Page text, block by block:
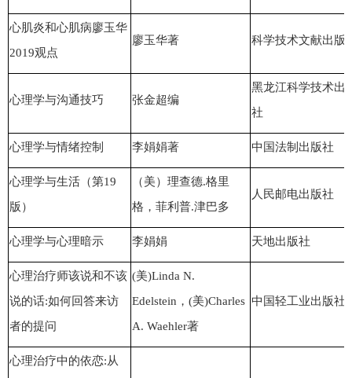
心肌炎和心肌病廖玉华
2019观点
廖玉华著 科学技术文献出版
心理学与沟通技巧 张金超编
黑龙江科学技术出
社
心理学与情绪控制 李娟娟著 中国法制出版社
心理学与生活（第19
版）
（美）理查德.格里
格，菲利普.津巴多
人民邮电出版社
心理学与心理暗示 李娟娟 天地出版社
心理治疗师该说和不该
说的话:如何回答来访
者的提问
(美)Linda N.
Edelstein，(美)Charles
A. Waehler著
中国轻工业出版社
心理治疗中的依恋:从